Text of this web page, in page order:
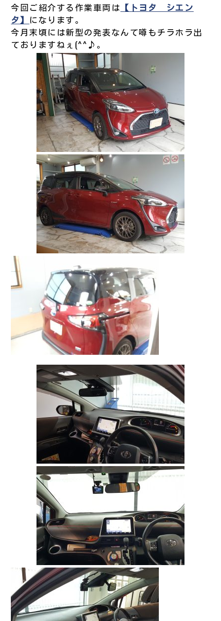
今回ご紹介する作業車両は 【トヨタ シエン
タ】 になります。
今月末頃には新型の発表なんて噂もチラホラ出
ておりますねぇ(^^♪。